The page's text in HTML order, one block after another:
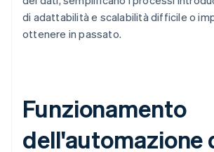
di adattabilità e scalabilità difficile o
ottenere in passato.
Funzionamento
dell'automazione